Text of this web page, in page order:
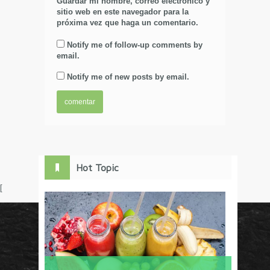
sitio web en este navegador para la
próxima vez que haga un comentario.
Notify me of follow-up comments by
email.
Notify me of new posts by email.
Hot Topic
[
Circulo Marketing concentra lo último en estrategias,